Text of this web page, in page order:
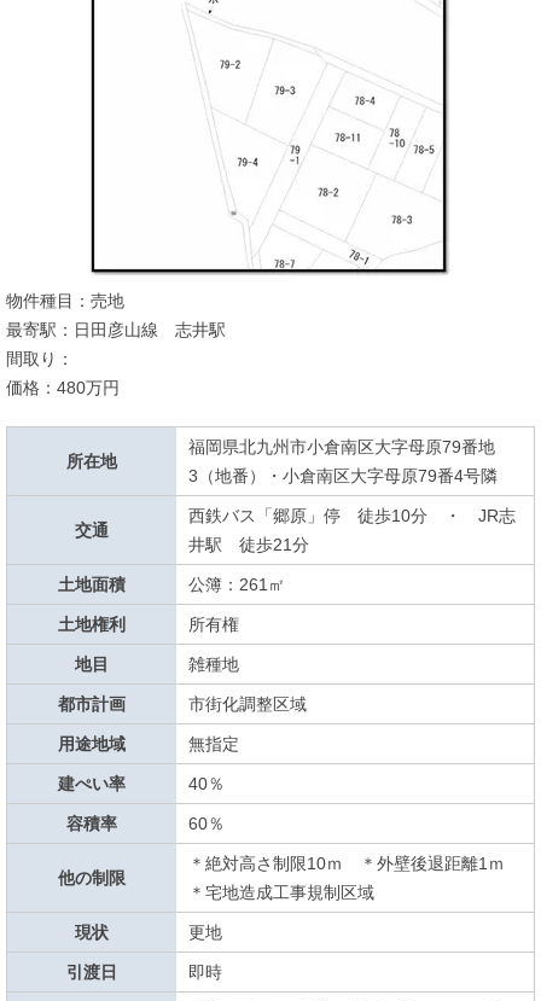
物件種目：売地
最寄駅：日田彦山線 志井駅
間取り：
価格：480万円
所在地
福岡県北九州市小倉南区大字母原79番地
3（地番）・小倉南区大字母原79番4号隣
交通
西鉄バス「郷原」停 徒歩10分 ・ JR志
井駅 徒歩21分
土地面積 公簿：261㎡
土地権利 所有権
地目 雑種地
都市計画 市街化調整区域
用途地域 無指定
建ぺい率 40％
容積率 60％
他の制限
＊絶対高さ制限10ｍ ＊外壁後退距離1ｍ
＊宅地造成工事規制区域
現状 更地
引渡日 即時